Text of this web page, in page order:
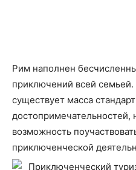
Рим наполнен
приключений всей
существует масса
достопримечательностей,
возможность
приключенческой